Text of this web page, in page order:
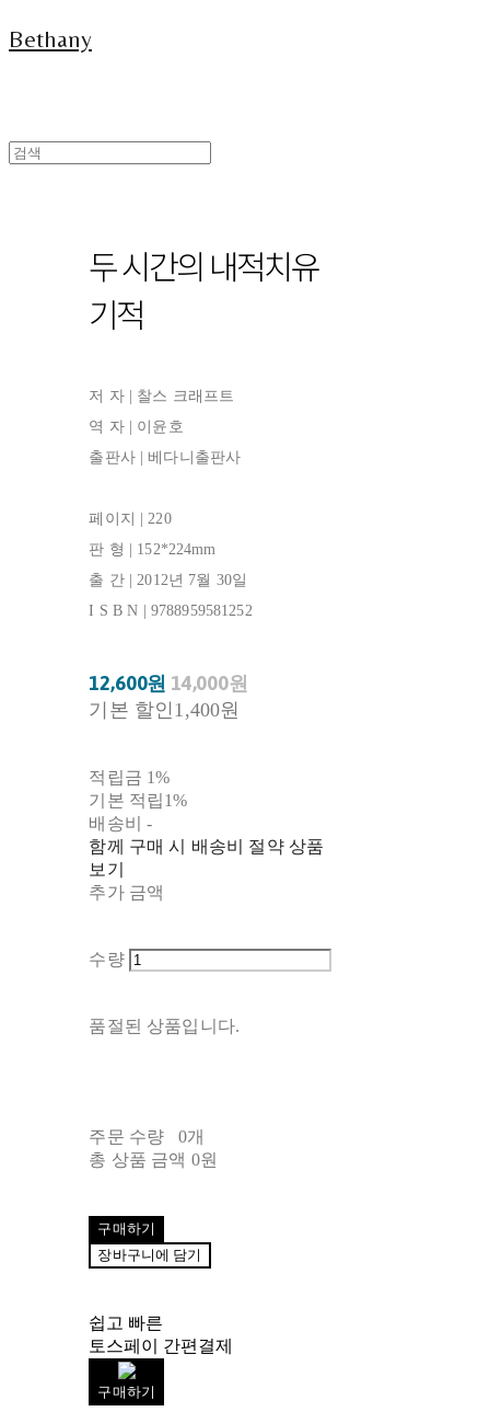
Bethany
두 시간의 내적치유
기적
저 자 | 찰스 크래프트
역 자 | 이윤호
출판사 | 베다니출판사
페이지 | 220
판 형 | 152*224mm
출 간 | 2012년 7월 30일
I S B N | 9788959581252
12,600원 14,000원
기본 할인 1,400원
적립금 1%
기본 적립1%
배송비-
함께 구매 시 배송비 절약 상품
보기
추가 금액
수량
품절된 상품입니다.
주문 수량
0개
총 상품 금액 0원
구매하기
장바구니에 담기
쉽고 빠른
토스페이 간편결제
구매하기